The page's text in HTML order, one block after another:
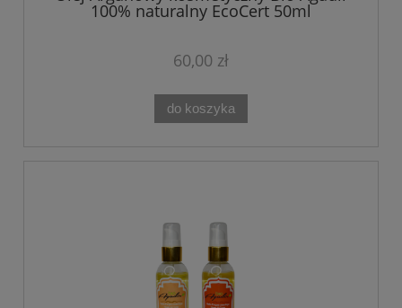
100% naturalny EcoCert 50ml
60,00 zł
do koszyka